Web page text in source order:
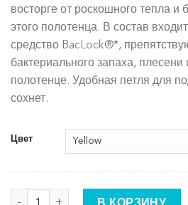
восторге от роскошного тепла и
этого полотенца. В состав
средство BacLock®*,
бактериального запаха,
полотенце. Удобная петля для
сохнет.
Цвет
Количество товара Детское